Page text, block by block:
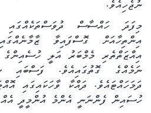
ނުޖެހިއެވެ.
މިފަދަ ހައްސާސް
އިންތިހާއަށް ގޮސްފައިވާ
އިއްޒަތްތެރި މެމްބަރު އަލީ
ނަމެއްގެ ގޮތުގައިއެވެ. ފަސްބައި
ދަމަހައްޓައެވެ. ދައްކާ ވާހަކައިގައި
ހުސައިން ފެންނަނީ އެންމެ އުންމީދީ އެއް